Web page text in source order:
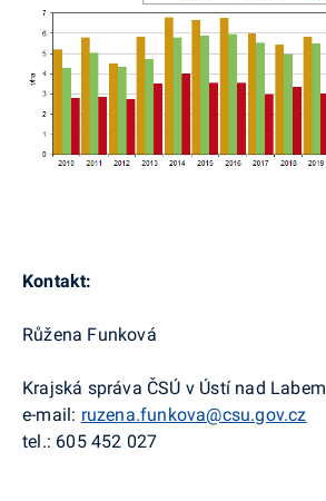
Kontakt:
Růžena Funková
Krajská správa ČSÚ v Ústí nad Labem
e-mail: ruzena.funkova@csu.gov.cz
tel.: 605 452 027